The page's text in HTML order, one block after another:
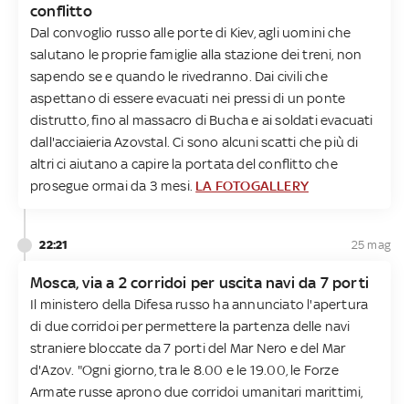
conflitto
Dal convoglio russo alle porte di Kiev, agli uomini che
salutano le proprie famiglie alla stazione dei treni, non
sapendo se e quando le rivedranno. Dai civili che
aspettano di essere evacuati nei pressi di un ponte
distrutto, fino al massacro di Bucha e ai soldati evacuati
dall'acciaieria Azovstal. Ci sono alcuni scatti che più di
altri ci aiutano a capire la portata del conflitto che
prosegue ormai da 3 mesi. LA FOTOGALLERY
22:21 25 mag
Mosca, via a 2 corridoi per uscita navi da 7 porti
Il ministero della Difesa russo ha annunciato l'apertura
di due corridoi per permettere la partenza delle navi
straniere bloccate da 7 porti del Mar Nero e del Mar
d'Azov. "Ogni giorno, tra le 8.00 e le 19.00, le Forze
Armate russe aprono due corridoi umanitari marittimi,